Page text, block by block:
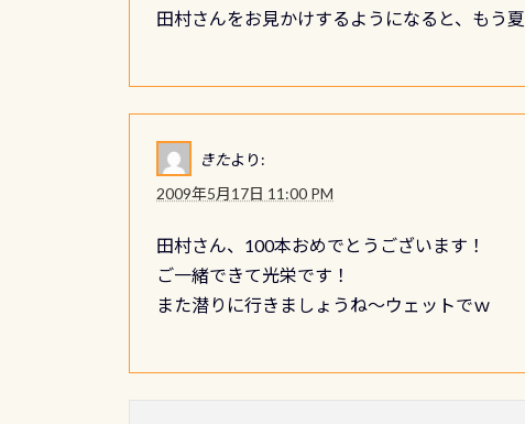
田村さんをお見かけするようになると、もう
きたより:
2009年5月17日 11:00 PM
田村さん、100本おめでとうございます！
ご一緒できて光栄です！
また潜りに行きましょうね～ウェットでｗ